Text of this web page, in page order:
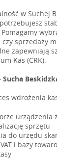
w Suchej
sprzedaży
zapewniają
Kas (CRK).
wdrożenia
urządzenia
sprzętu
do urzędu
i bazy